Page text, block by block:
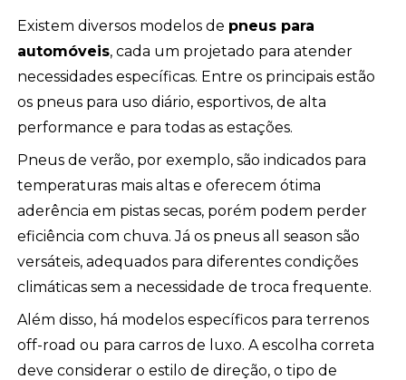
Existem diversos modelos de pneus para
automóveis, cada um projetado para atender
necessidades específicas. Entre os principais estão
os pneus para uso diário, esportivos, de alta
performance e para todas as estações.
Pneus de verão, por exemplo, são indicados para
temperaturas mais altas e oferecem ótima
aderência em pistas secas, porém podem perder
eficiência com chuva. Já os pneus all season são
versáteis, adequados para diferentes condições
climáticas sem a necessidade de troca frequente.
Além disso, há modelos específicos para terrenos
off-road ou para carros de luxo. A escolha correta
deve considerar o estilo de direção, o tipo de